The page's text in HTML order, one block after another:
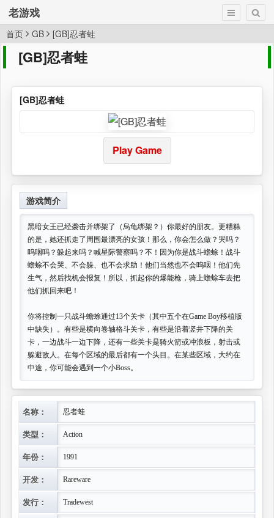
老游戏
首页 GB [GB]忍者蛙
[GB]忍者蛙
[GB]忍者蛙
Play Game
游戏简介
黑暗女王已经袭击并绑架了（烏龟绑架？）你最好的朋友。更糟糕
的是，她还抓走了周围最漂亮的女孩！那么，你会怎么做？哭吗？
呜咽吗？躲起来吗？喊星际警察吗？不！因为你是战斗蟾蜍！战斗
蟾蜍不会哭、不会躲、也不会求助！他们当然也不会呜咽！他们先
生气，然后找机会报复！所以，抓起你的爆能枪，骑上蟾蜍车去把
他们抓回来吧！
你将控制一只战斗蟾蜍通过13个关卡（其中五个在Game Boy移植版
中缺失）。有些是横向卷轴格斗关卡，有些是沿着竖井下降的关
卡，一边战斗一边下降，还有一些关卡是骑火箭或冲浪板，射击或
躲避敌人。在每个区域的最后都有一个头目。在某些区域，大约在
中途，你可能会遇到一个小Boss。
名称： 忍者蛙
类型： Action
年份： 1991
开发： Rareware
发行： Tradewest